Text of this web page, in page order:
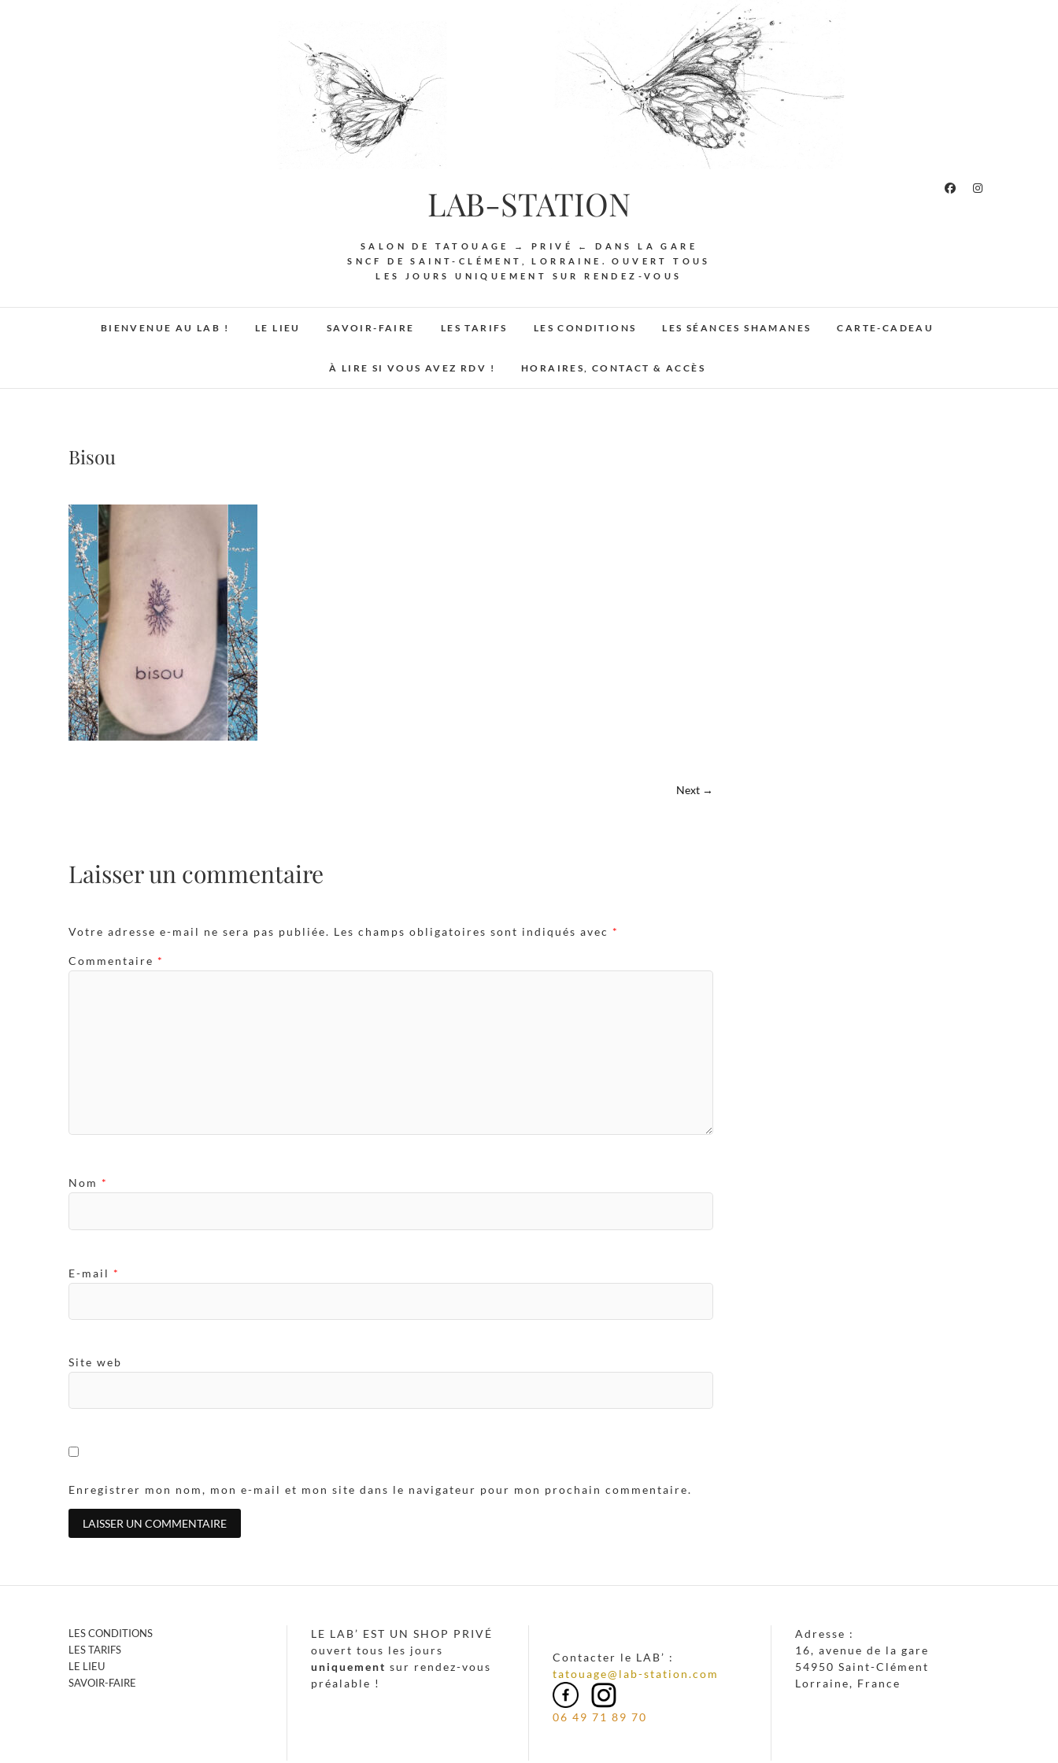
LAB-STATION
SALON DE TATOUAGE → PRIVÉ ← DANS LA GARE
SNCF DE SAINT-CLÉMENT, LORRAINE. OUVERT TOUS
LES JOURS UNIQUEMENT SUR RENDEZ-VOUS
BIENVENUE AU LAB ! LE LIEU SAVOIR-FAIRE LES TARIFS LES CONDITIONS LES SÉANCES SHAMANES CARTE-CADEAU
À LIRE SI VOUS AVEZ RDV ! HORAIRES, CONTACT & ACCÈS
Bisou
Next →
Laisser un commentaire
Votre adresse e-mail ne sera pas publiée. Les champs obligatoires sont indiqués avec *
Commentaire *
Nom *
E-mail *
Site web
Enregistrer mon nom, mon e-mail et mon site dans le navigateur pour mon prochain commentaire.
LES CONDITIONS
LES TARIFS
LE LIEU
SAVOIR-FAIRE
LE LAB’ EST UN SHOP PRIVÉ
ouvert tous les jours
uniquement sur rendez-vous
préalable !
Contacter le LAB’ :
tatouage@lab-station.com
06 49 71 89 70
Adresse :
16, avenue de la gare
54950 Saint-Clément
Lorraine, France